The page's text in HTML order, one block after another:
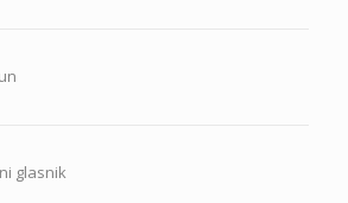
glasnik